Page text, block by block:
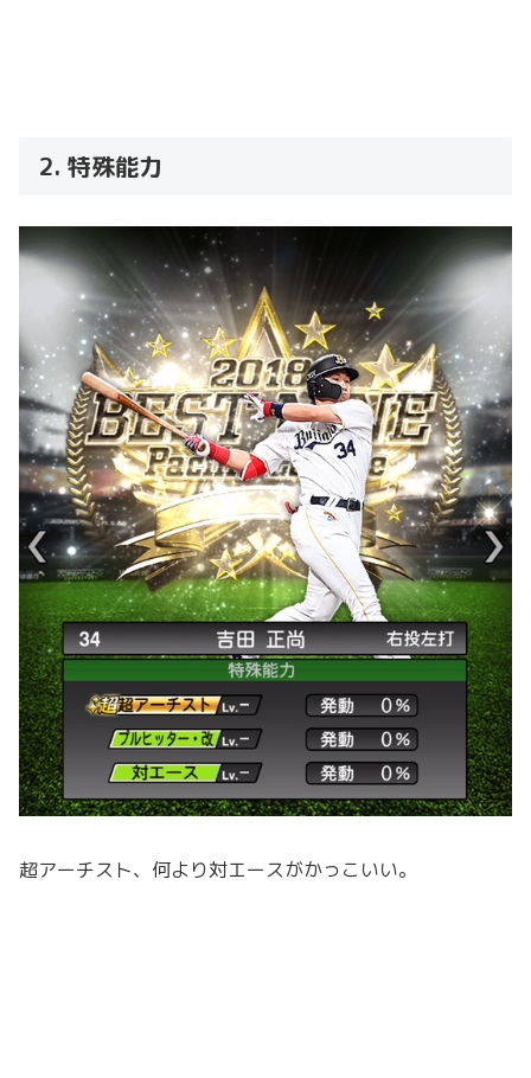
2. 特殊能力
超アーチスト、何より対エースがかっこいい。